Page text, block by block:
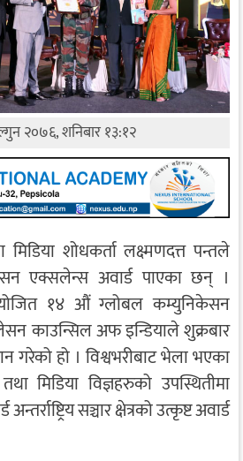
२०७६, शनिबार १३:१२
मिडिया शोधकर्ता लक्ष्मणदत्त पन्तले
एक्सलेन्स अवार्ड पाएका छन् ।
१४ औं ग्लोबल कम्युनिकेसन
काउन्सिल अफ इन्डियाले शुक्रबार
गरेको हो । विश्वभरीबाट भेला भएका
मिडिया विज्ञहरुको उपस्थितीमा
सञ्चार क्षेत्रको उत्कृष्ट अवार्ड